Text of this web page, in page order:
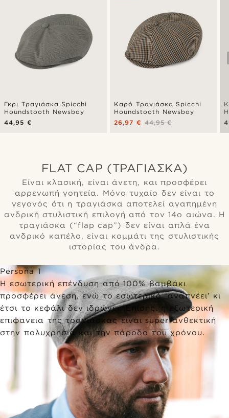
Γκρι Τραγιάσκα Spicchi
Houndstooth Newsboy
44,95 €
Καρό Τραγιάσκα Spicchi
Houndstooth Newsboy
44,95 €
26,97 €
FLAT CAP (ΤΡΑΓΙΆΣΚΑ)
Είναι κλασική, είναι άνετη, και προσφέρει
αρρενωπή γοητεία. Μόνο τυχαίο δεν είναι το
γεγονός ότι η τραγιάσκα αποτελεί αγαπημένη
ανδρική στυλιστική επιλογή από τον 14ο αιώνα. Η
τραγιάσκα (“flap cap”) δεν είναι απλά ένα
ανδρικό καπέλο, είναι κομμάτι της στυλιστικής
ιστορίας του άνδρα.
Persona 1
Η εσωτερική επένδυση από 100% βαμβάκι
προσφέρει άνεση, ενώ το εσωτερικό ‘αναπνέει’ κι
έτσι το κεφάλι δεν ιδρώνει. Επίσης, η εξωτερική
επιφανεια της τραγιάσκας είναι super ανθεκτική
στην πολυχρησία και την πάροδο του χρόνου.